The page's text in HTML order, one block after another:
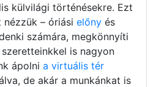
külvilági történésekre. Ezt
– óriási előny és
számára, megkönnyíti
is nagyon
ápolni a virtuális tér
de akár a munkánkat is